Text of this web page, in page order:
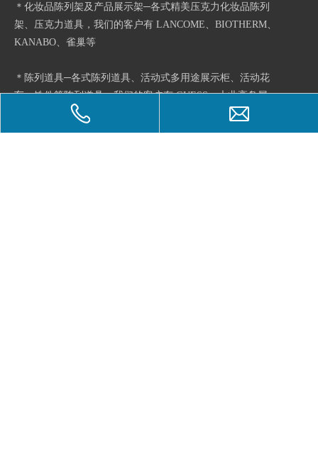
＊化妆品陈列架及产品展示架─各式精美压克力化妆品陈列
架、压克力道具，我们的客户有 LANCOME、BIOTHERM、
KANABO、雀巢等
＊陈列道具─各式陈列道具、活动式多用途展示柜、活动花
车、铁件等陈列道具，我们的客户有 GUESS、大业高岛屋、